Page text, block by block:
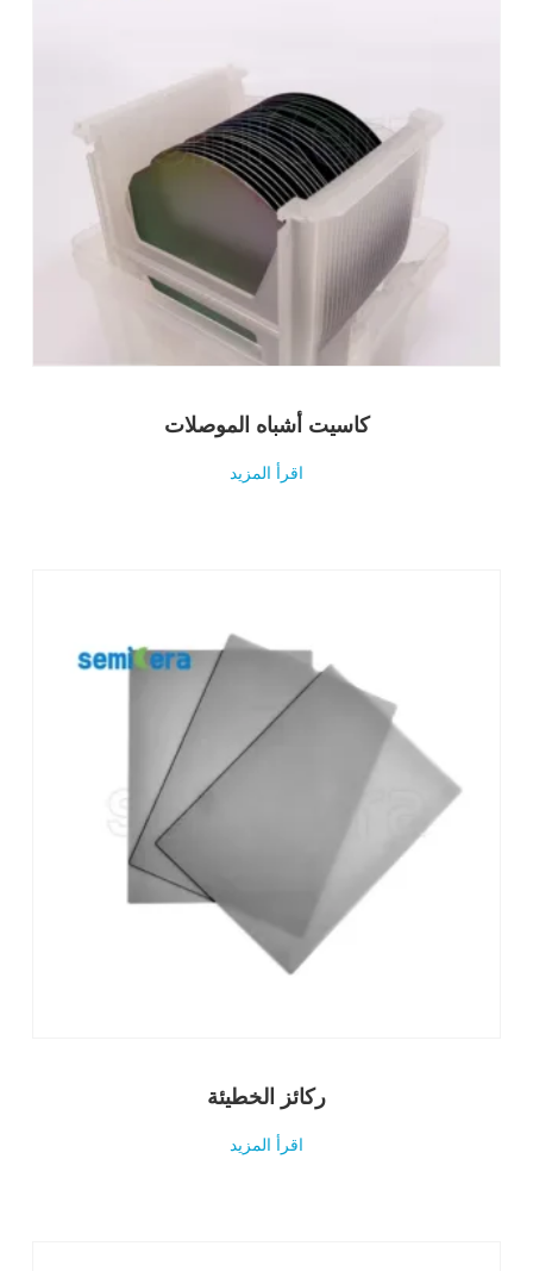
كاسيت أشباه الموصلات
اقرأ المزيد
ركائز الخطيئة
اقرأ المزيد